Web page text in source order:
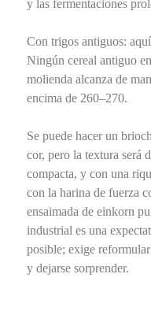
y las fermentaciones
Con trigos antiguos:
Ningún cereal antiguo
molienda alcanza de
encima de 260–270.
Se puede hacer un
cor, pero la textura será
compacta, y con una
con la harina de fuerza
ensaimada de einkorn
industrial es una
posible; exige
y dejarse sorprender.